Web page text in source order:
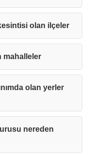
olan ilçeler
mahalleler
olan yerler
nereden